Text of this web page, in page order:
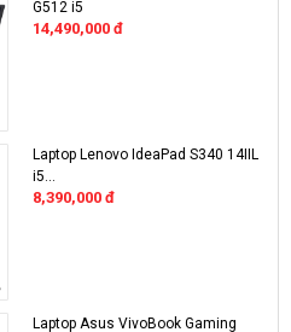
G512 i5
14,490,000 đ
Laptop Lenovo IdeaPad S340 14IIL
i5...
8,390,000 đ
Laptop Asus VivoBook Gaming